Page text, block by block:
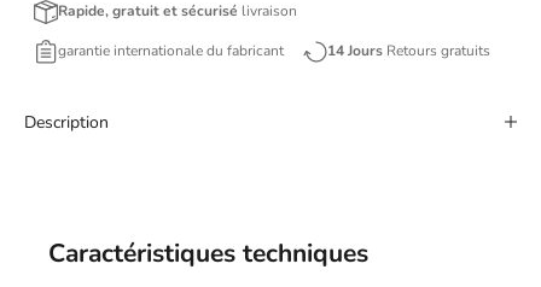
Rapide, gratuit et sécurisé livraison
garantie internationale du fabricant 14 Jours Retours gratuits
Description
Caractéristiques techniques